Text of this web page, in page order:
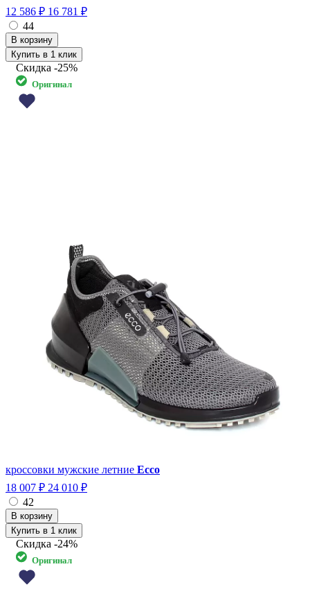
12 586 ₽ 16 781 ₽
44
Купить в 1 клик
Скидка -25%
Оригинал
кроссовки мужские летние Ecco
18 007 ₽ 24 010 ₽
42
Купить в 1 клик
Скидка -24%
Оригинал